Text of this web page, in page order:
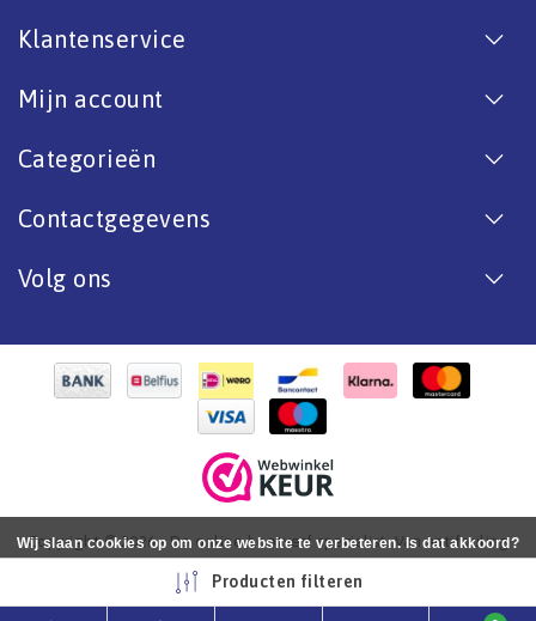
Klantenservice
Mijn account
Categorieën
Contactgegevens
Volg ons
Copyright © 2026 - De online bootverf specialist. Van antifouling
tot aflak. - All rights reserved - RealizationInStijl Media
Producten filteren
Wij slaan cookies op om onze website te verbeteren. Is dat akkoord?
Nee Meer over cookies »